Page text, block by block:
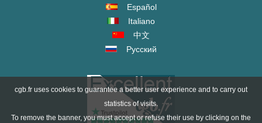
Español
Italiano
中文
Русский
cgb.fr uses cookies to guarantee a better user experience and to carry out
statistics of visits.
To remove the banner, you must accept or refuse their use by clicking on the